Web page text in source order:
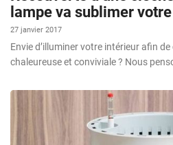
lampe va sublimer
27 janvier 2017
Envie d’illuminer votre intérieur afin
chaleureuse et conviviale ? Nous